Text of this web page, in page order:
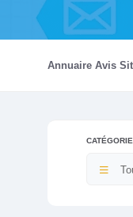
Annuaire Avis